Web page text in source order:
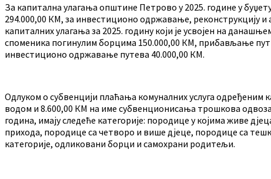
За капитална улагања општине Петрово у 2025. године у
294.000,00 КМ, за инвестиционо одржавање, реконструкцију
капиталних улагања за 2025. годину који је усвојен на
споменика погинулим борцима 150.000,00 КМ, прибављање
инвестиционо одржавање путева 40.000,00 КМ.
Одлуком о субвенцији плаћања комуналних услуга
водом и 8.600,00 КМ на име субвенционисања трошкова одвоза
година, имају следеће категорије: породице у којима живе
прихода, породице са четворо и више дјеце, породице са
категорије, одликовани борци и самохрани родитељи.